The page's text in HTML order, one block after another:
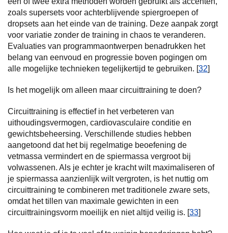
zoals supersets voor achterblijvende spiergroepen of
dropsets aan het einde van de training. Deze aanpak zorgt
voor variatie zonder de training in chaos te veranderen.
Evaluaties van programmaontwerpen benadrukken het
belang van eenvoud en progressie boven pogingen om
alle mogelijke technieken tegelijkertijd te gebruiken. [32]
Is het mogelijk om alleen maar circuittraining te doen?
Circuittraining is effectief in het verbeteren van
uithoudingsvermogen, cardiovasculaire conditie en
gewichtsbeheersing. Verschillende studies hebben
aangetoond dat het bij regelmatige beoefening de
vetmassa vermindert en de spiermassa vergroot bij
volwassenen. Als je echter je kracht wilt maximaliseren of
je spiermassa aanzienlijk wilt vergroten, is het nuttig om
circuittraining te combineren met traditionele zware sets,
omdat het tillen van maximale gewichten in een
circuittrainingsvorm moeilijk en niet altijd veilig is. [33]